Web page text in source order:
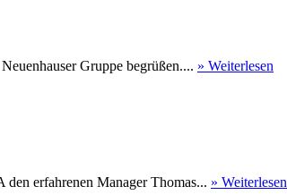
Gruppe begrüßen.... » Weiterlesen
erfahrenen Manager Thomas... » Weiterlesen